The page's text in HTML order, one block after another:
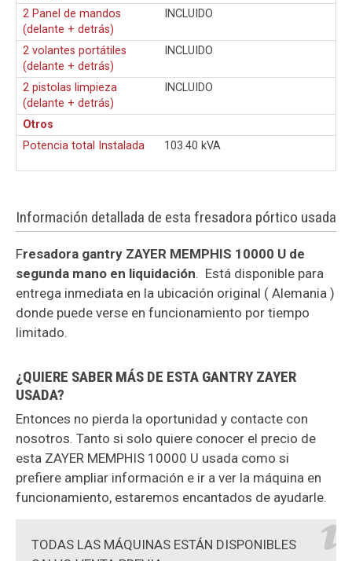
2 Panel de mandos
(delante + detrás)
INCLUIDO
2 volantes portátiles
(delante + detrás)
INCLUIDO
2 pistolas limpieza
(delante + detrás)
INCLUIDO
Otros
Potencia total Instalada
103.40 kVA
Información detallada de esta fresadora pórtico usada
Fresadora gantry ZAYER MEMPHIS 10000 U de
segunda mano en liquidación. Está disponible para
entrega inmediata en la ubicación original ( Alemania )
donde puede verse en funcionamiento por tiempo
limitado.
¿QUIERE SABER MÁS DE ESTA GANTRY ZAYER
USADA?
Entonces no pierda la oportunidad y contacte con
nosotros. Tanto si solo quiere conocer el precio de
esta ZAYER MEMPHIS 10000 U usada como si
prefiere ampliar información e ir a ver la máquina en
funcionamiento, estaremos encantados de ayudarle.
TODAS LAS MÁQUINAS ESTÁN DISPONIBLES